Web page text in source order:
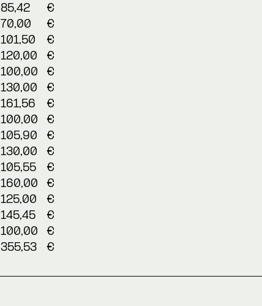
85,42
€
70,00
€
101,50
€
120,00
€
100,00
€
130,00
€
161,56
€
100,00
€
105,90
€
130,00
€
105,55
€
160,00
€
125,00
€
145,45
€
100,00
€
355,53 €